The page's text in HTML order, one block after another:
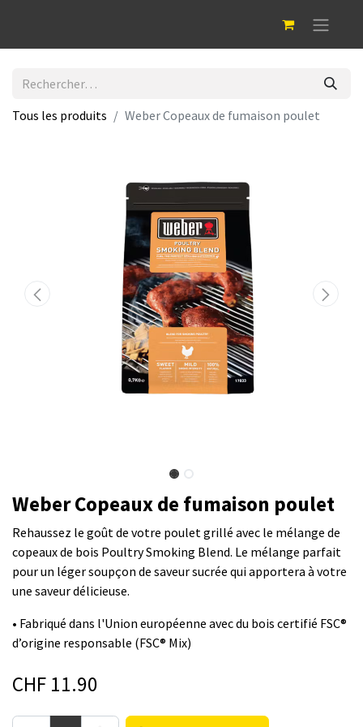
Tous les produits Weber Copeaux de fumaison poulet
Weber Copeaux de fumaison poulet
Rehaussez le goût de votre poulet grillé avec le mélange de
copeaux de bois Poultry Smoking Blend. Le mélange parfait
pour un léger soupçon de saveur sucrée qui apportera à votre
une saveur délicieuse.
• Fabriqué dans l'Union européenne avec du bois certifié FSC®
d’origine responsable (FSC® Mix)
CHF 11.90